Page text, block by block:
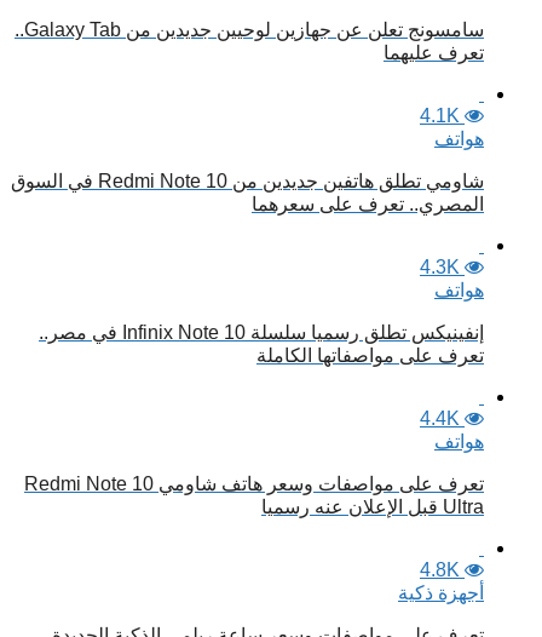
سامسونج تعلن عن جهازين لوحيين جديدين من Galaxy Tab..
تعرف عليهما
4.1K
هواتف
شاومي تطلق هاتفين جديدين من Redmi Note 10 في السوق
المصري.. تعرف على سعرهما
4.3K
هواتف
إنفينيكس تطلق رسميا سلسلة Infinix Note 10 في مصر..
تعرف على مواصفاتها الكاملة
4.4K
هواتف
تعرف على مواصفات وسعر هاتف شاومي Redmi Note 10
Ultra قبل الإعلان عنه رسميا
4.8K
أجهزة ذكية